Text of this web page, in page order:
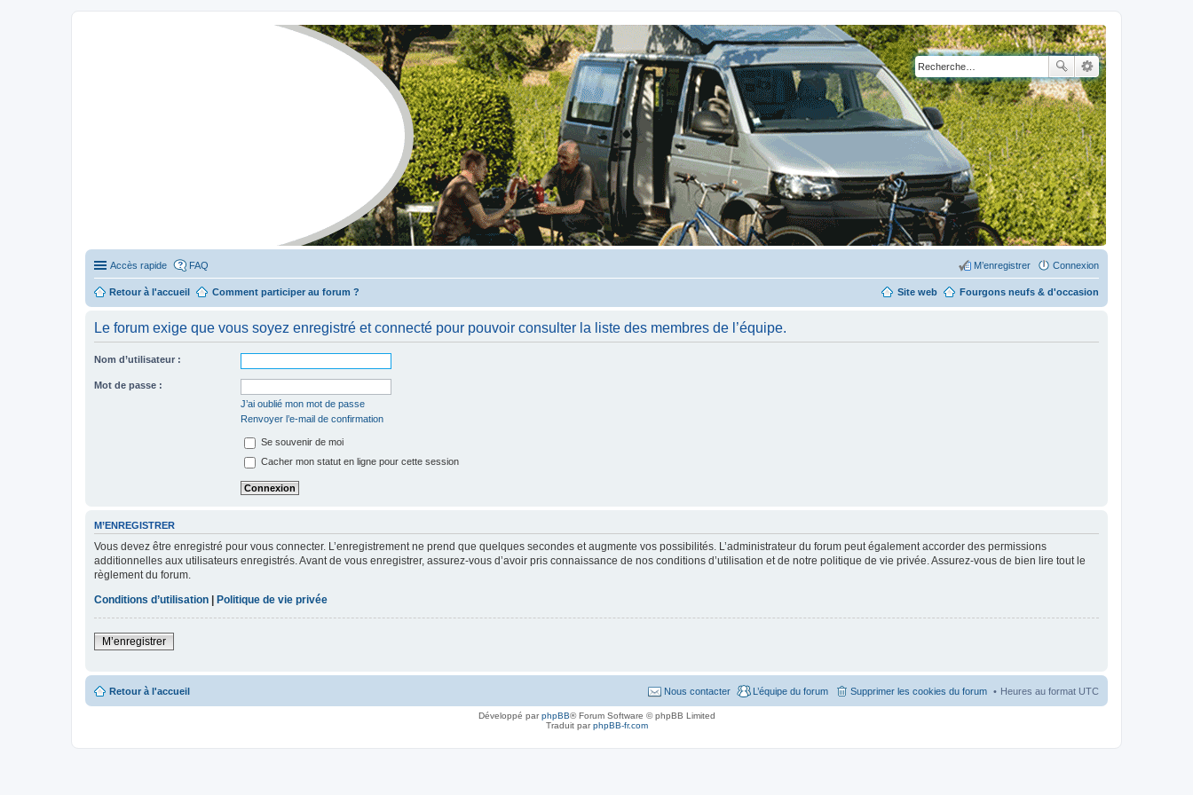
Stylevan - Vans aménagés
Accès rapide FAQ Connexion
M’enregistrer
Retour à l'accueil Comment participer au forum ? Fourgons neufs & d'occasion
Site web
Le forum exige que vous soyez enregistré et connecté pour pouvoir consulter la liste des membres de l’équipe.
Nom d’utilisateur :
Mot de passe :
J’ai oublié mon mot de passe
Renvoyer l’e-mail de confirmation
Se souvenir de moi
Cacher mon statut en ligne pour cette session
M’ENREGISTRER
Vous devez être enregistré pour vous connecter. L’enregistrement ne prend que quelques secondes et augmente vos possibilités. L’administrateur du forum peut également accorder des permissions
additionnelles aux utilisateurs enregistrés. Avant de vous enregistrer, assurez-vous d’avoir pris connaissance de nos conditions d’utilisation et de notre politique de vie privée. Assurez-vous de bien lire tout le
règlement du forum.
Conditions d’utilisation | Politique de vie privée
M’enregistrer
Retour à l'accueil Heures au format UTC
Supprimer les cookies du forum
L’équipe du forum
Nous contacter
Développé parphpBB® Forum Software © phpBB Limited
Traduit parphpBB-fr.com